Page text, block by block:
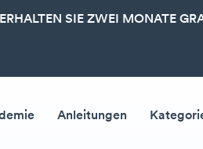
SIE ZWEI MONATE
Anleitungen